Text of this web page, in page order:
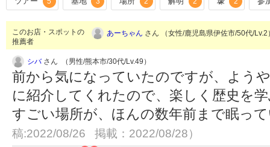
このお店・スポットの
推薦者
あーちゃん さん （女性/鹿児島県伊佐市/50代/
シバさん （男性/熊本市/30代/Lv.49）
前から気になっていたのですが、よう
に紹介してくれたので、楽しく歴史を
すごい場所が、ほんの数年前まで眠っ
稿:2022/08/26 掲載：2022/08/28）